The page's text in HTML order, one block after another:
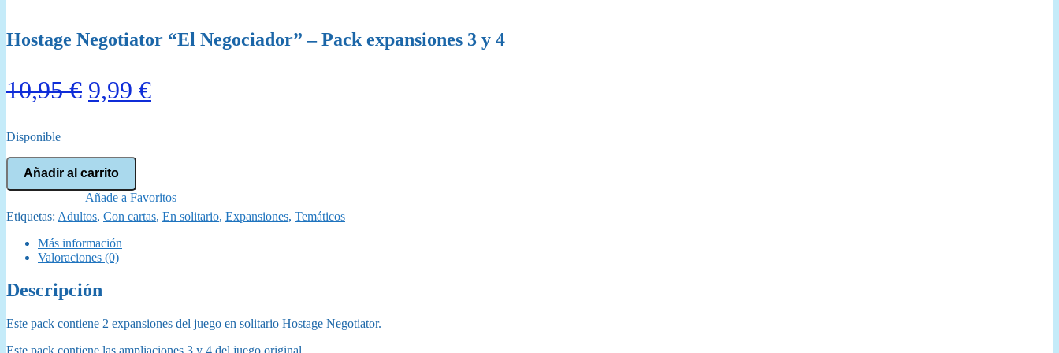
Hostage Negotiator “El Negociador” – Pack expansiones 3 y 4
10,95€ El
era:
10,95 €.
9,99 €El
9,99 €.
Disponible
Hostage
Negotiator
“El
-
expansiones
Añadir al carrito
Añade a Favoritos
Etiquetas: Adultos, Con cartas, En solitario, Expansiones, Temáticos
Más información
Valoraciones (0)
Descripción
Este pack contiene 2 expansiones del juego en solitario Hostage Negotiator.